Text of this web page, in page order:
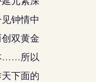
钟情中
双黄金
……所以
下面的